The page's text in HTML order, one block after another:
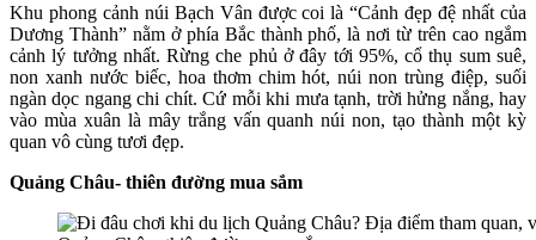
Khu phong cảnh núi Bạch Vân được coi là “Cảnh đẹp đệ nhất của
Dương Thành” nằm ở phía Bắc thành phố, là nơi từ trên cao ngắm
cảnh lý tưởng nhất. Rừng che phủ ở đây tới 95%, cổ thụ sum suê,
non xanh nước biếc, hoa thơm chim hót, núi non trùng điệp, suối
ngàn dọc ngang chi chít. Cứ mỗi khi mưa tạnh, trời hửng nắng, hay
vào mùa xuân là mây trắng vấn quanh núi non, tạo thành một kỳ
quan vô cùng tươi đẹp.
Quảng Châu- thiên đường mua sắm